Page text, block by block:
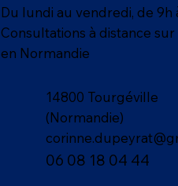
Du lundi au vendredi, de 9h
Consultations à distance
en Normandie
14800 Tourgéville
(Normandie)
06 08 18 04 44